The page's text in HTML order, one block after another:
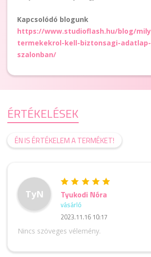
Kapcsolódó blogunk
https://www.studioflash.hu/blog/
termekekrol-kell-biztonsagi-
szalonban/
ÉRTÉKELÉSEK
ÉN IS ÉRTÉKELEM A TERMÉKET!
TyN Tyukodi Nóra
vásárló
2023.11.16 10:17
Nincs szöveges vélemény.